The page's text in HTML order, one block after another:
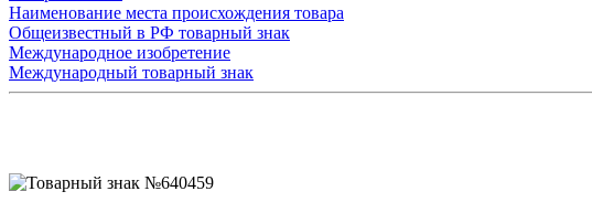
Наименование места происхождения товара
Общеизвестный в РФ товарный знак
Международное изобретение
Международный товарный знак